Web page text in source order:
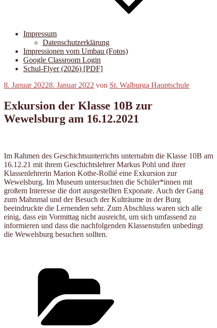
Impressum
Datenschutzerklärung
Impressionen vom Umbau (Fotos)
Google Classroom Login
Schul-Flyer (2026) [PDF]
Veröffentlicht
8. Januar 20228. Januar 2022 von St. Walburga Hauptschule
Exkursion der Klasse 10B zur
Wewelsburg am 16.12.2021
Im Rahmen des Geschichtsunterrichts unternahm die Klasse 10B am
16.12.21 mit ihrem Geschichtslehrer Markus Pohl und ihrer
Klassenlehrerin Marion Kothe-Rollié eine Exkursion zur
Wewelsburg. Im Museum untersuchten die Schüler*innen mit
großem Interesse die dort ausgestellten Exponate. Auch der Gang
zum Mahnmal und der Besuch der Kulträume in der Burg
beeindruckte die Lernenden sehr. Zum Abschluss waren sich alle
einig, dass ein Vormittag nicht ausreicht, um sich umfassend zu
informieren und dass die nachfolgenden Klassenstufen unbedingt
die Wewelsburg besuchen sollten.